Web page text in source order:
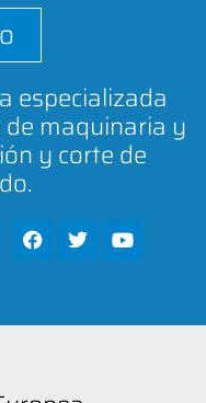
especializada
maquinaria y
y corte de